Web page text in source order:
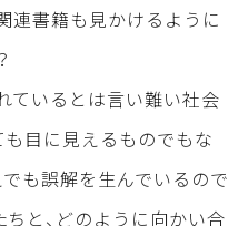
連書籍も見かけるように
ているとは言い難い社会
も目に見えるものでもな
も誤解を生んでいるので
と、どのように向かい合